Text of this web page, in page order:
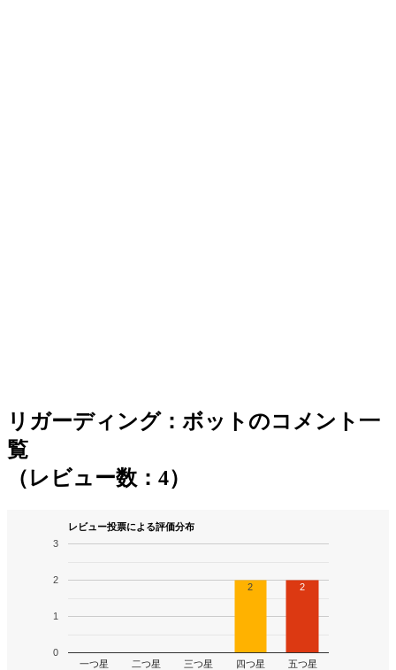
リガーディング：ボットのコメント一
覧
（レビュー数：4）
レビュー投票による評価分布
一つ星 二つ星 三つ星 四つ星 五つ星
0
1
2
3
2 2